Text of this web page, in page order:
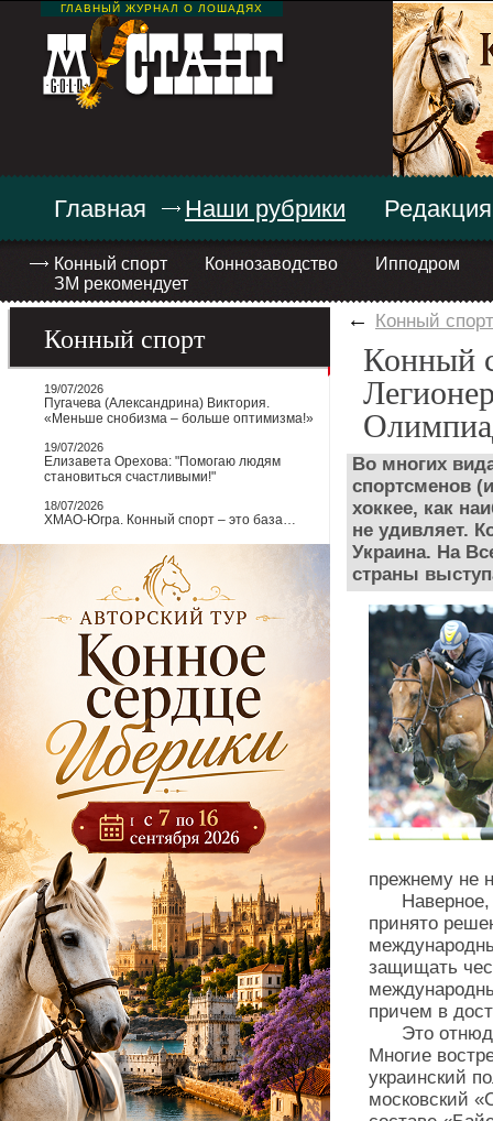
ГЛАВНЫЙ ЖУРНАЛ О ЛОШАДЯХ
Главная Наши рубрики
Конный спорт Коннозаводство
Ипподром
ЗМ рекомендует
Редакция
Конный спорт
19/07/2026
Пугачева (Александрина) Виктория.
«Меньше снобизма – больше оптимизма!»
19/07/2026
Елизавета Орехова: "Помогаю людям
становиться счастливыми!"
18/07/2026
ХМАО-Югра. Конный спорт – это база…
← Конный спорт
Конный
Во многих
спортсменов
хоккее, как
не удивляет.
Украина. На
страны
прежнему не
Наверное,
принято
защищать
причем в
Это отнюдь
Многие
украинский
московский